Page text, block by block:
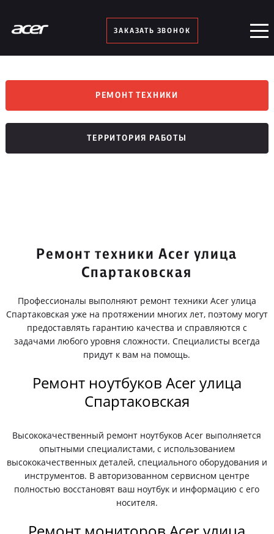
ЗАКАЗАТЬ ЗВОНОК
РЕМОНТ ТЕХНИКИ
ТЕРРИТОРИЯ РАБОТЫ
Ремонт техники Acer улица
Спартаковская
Профессионалы выполняют ремонт техники Acer улица
Спартаковская уже на протяжении многих лет, поэтому могут
предоставлять гарантию качества и справляются с
задачами любого уровня сложности. Специалисты всегда
придут к вам на помощь.
Ремонт ноутбуков Acer улица
Спартаковская
Высококачественный ремонт ноутбуков Acer выполняется
опытными специалистами, с использованием
высококачественных деталей, специального оборудования и
инструментов. В авторизованном сервисном центре
полностью восстановят ваш ноутбук и информацию с его
носителя.